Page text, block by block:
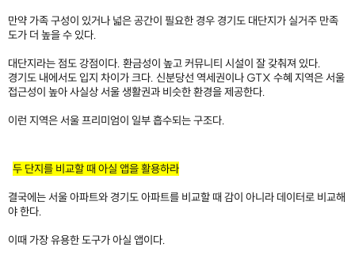
만약 가족 구성이 있거나 넓은 공간이 필요한 경우 경기도 대단지가 실거주 만족
도가 더 높을 수 있다.
대단지라는 점도 강점이다. 환금성이 높고 커뮤니티 시설이 잘 갖춰져 있다.
경기도 내에서도 입지 차이가 크다. 신분당선 역세권이나 GTX 수혜 지역은 서울
접근성이 높아 사실상 서울 생활권과 비슷한 환경을 제공한다.
이런 지역은 서울 프리미엄이 일부 흡수되는 구조다.
두 단지를 비교할 때 아실 앱을 활용하라
결국에는 서울 아파트와 경기도 아파트를 비교할 때 감이 아니라 데이터로 비교해
야 한다.
이때 가장 유용한 도구가 아실 앱이다.